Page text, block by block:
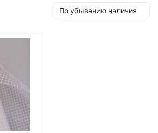
По убыванию наличия